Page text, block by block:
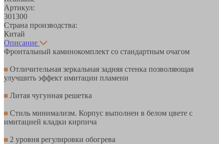
Артикул:
301300
Страна производства:
Китай
Описание
Фронтальный каминокомплект со стандартным очагом
Отличительная зеркальная задняя стенка позволяющая
улучшить эффект имитации пламени
Литая чугунная решетка
Стиль минимализм. Корпус выполнен в белом цвете с
имитацией кладки кирпича
2 уровня регулировки обогрева